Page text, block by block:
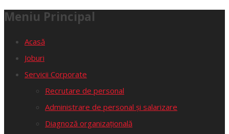
Meniu Principal
Acasă
Joburi
Servicii Corporate
Recrutare de personal
Administrare de personal și salarizare
Diagnoză organizațională